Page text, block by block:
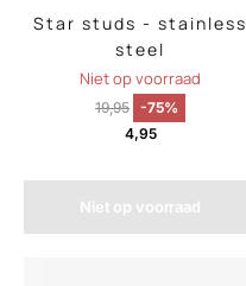
Star studs - stainless
steel
Niet op voorraad
19,95 -75%
4,95
Niet op voorraad